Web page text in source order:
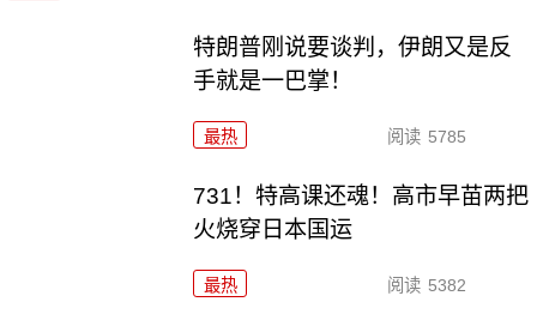
特朗普刚说要谈判，伊朗又是反
手就是一巴掌！
最热 阅读 5785
731！特高课还魂！高市早苗两把
火烧穿日本国运
最热 阅读 5382